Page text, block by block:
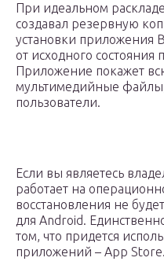
При идеальном
создавал резервную
установки приложения
от исходного состояния
Приложение покажет
мультимедийные
пользователи.
Если вы являетесь
работает на
восстановления не
для Android.
том, что придется
приложений – App Store.